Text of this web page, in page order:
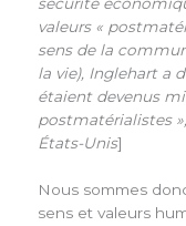
valeurs «
sens de la
la vie), Inglehart a
étaient devenus
postmatérialistes
États-Unis]
Nous sommes
sens et valeurs